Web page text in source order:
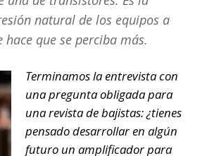
natural de los equipos a
hace que se perciba más.
Terminamos la entrevista con
una pregunta obligada para
una revista de bajistas: ¿tienes
pensado desarrollar en algún
futuro un amplificador para